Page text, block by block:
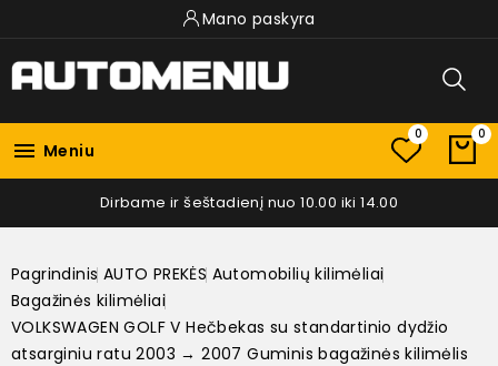
Mano paskyra
 Meniu
0 0
Dirbame ir šeštadienį nuo 10.00 iki 14.00
Pagrindinis AUTO PREKĖS Automobilių kilimėliai
Bagažinės kilimėliai
VOLKSWAGEN GOLF V Hečbekas su standartinio dydžio
atsarginiu ratu 2003 → 2007 Guminis bagažinės kilimėlis